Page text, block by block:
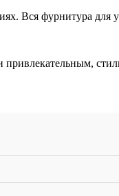
Вся фурнитура для
привлекательным,